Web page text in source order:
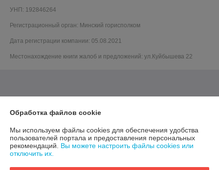
УНП: 192846264
Регистрационный орган: Минский горисполком
Дата регистрации компании: 05.08.2021
Местонахождение книги жалоб и предложений: ул.Куйбышева 22
Обработка файлов cookie
Мы используем файлы cookies для обеспечения удобства
пользователей портала и предоставления персональных
рекомендаций. Вы можете настроить файлы cookies или
отключить их.